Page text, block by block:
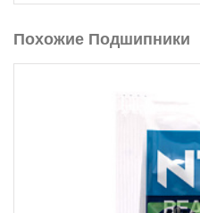
Похожие Подшипники